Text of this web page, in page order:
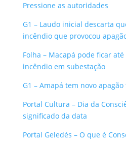
Pressione as autoridades
G1 – Laudo inicial descarta
incêndio que provocou
Folha – Macapá pode ficar
incêndio em subestação
G1 – Amapá tem novo apagão
Portal Cultura – Dia da
significado da data
Portal Geledés – O que é